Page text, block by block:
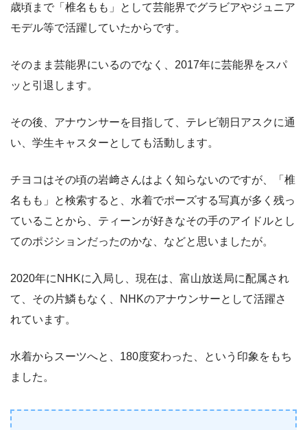
歳頃まで「椎名もも」として芸能界でグラビアやジュニア
モデル等で活躍していたからです。
そのまま芸能界にいるのでなく、2017年に芸能界をスパ
ッと引退します。
その後、アナウンサーを目指して、テレビ朝日アスクに通
い、学生キャスターとしても活動します。
チヨコはその頃の岩﨑さんはよく知らないのですが、「椎
名もも」と検索すると、水着でポーズする写真が多く残っ
ていることから、ティーンが好きなその手のアイドルとし
てのポジションだったのかな、などと思いましたが。
2020年にNHKに入局し、現在は、富山放送局に配属され
て、その片鱗もなく、NHKのアナウンサーとして活躍さ
れています。
水着からスーツへと、180度変わった、という印象をもち
ました。